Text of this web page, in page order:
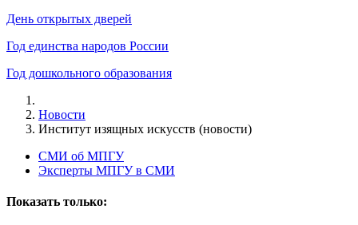
День открытых дверей
Год единства народов России
Год дошкольного образования
Новости
Институт изящных искусств (новости)
СМИ об МПГУ
Эксперты МПГУ в СМИ
Показать только: